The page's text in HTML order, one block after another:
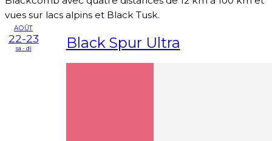
vues sur lacs alpins et Black Tusk.
AOÛT
22-23
sa - di Black Spur Ultra